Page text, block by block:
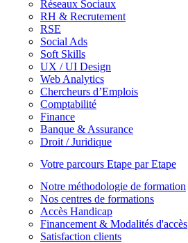
Réseaux Sociaux
RH & Recrutement
RSE
Social Ads
Soft Skills
UX / UI Design
Web Analytics
Chercheurs d’Emplois
Comptabilité
Finance
Banque & Assurance
Droit / Juridique
Votre parcours Etape par Etape
Notre méthodologie de formation
Nos centres de formations
Accès Handicap
Financement & Modalités d'accès
Satisfaction clients